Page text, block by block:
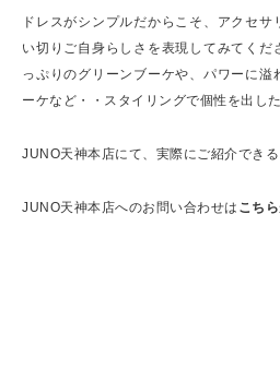
ドレスがシンプルだからこそ、アクセ
い切りご自身らしさを表現してみてくだ
っぷりのグリーンブーケや、パワーに
ーケなど・・スタイリングで個性を出し
JUNO天神本店にて、実際にご紹介でき
JUNO天神本店へのお問い合わせは こちら